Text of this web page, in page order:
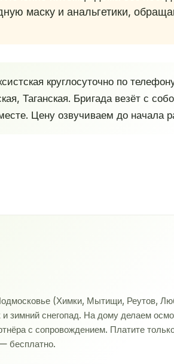
маску и анальгетики,
круглосуточно по
Таганская. Бригада везёт с
Цену озвучиваем до начала
(Химки, Мытищи, Реутов,
зимний снегопад. На дому делаем
с сопровождением. Платите
бесплатно.